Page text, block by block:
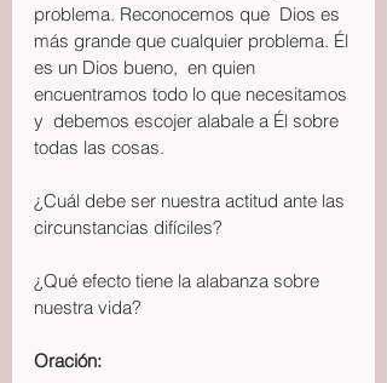
problema. Reconocemos que  Dios es
más grande que cualquier problema. Él
es un Dios bueno,  en quien
encuentramos todo lo que necesitamos
y  debemos escojer alabale a Él sobre
todas las cosas.
¿Cuál debe ser nuestra actitud ante las
circunstancias difíciles?
¿Qué efecto tiene la alabanza sobre
nuestra vida?
Oración: